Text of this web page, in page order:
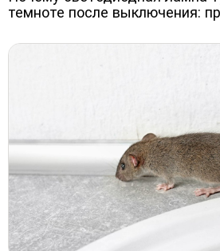
темноте после выключения: